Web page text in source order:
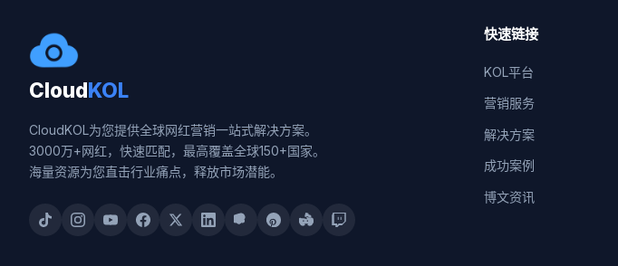
CloudKOL
CloudKOL为您提供全球网红营销一站式解决方案。
3000万+网红，快速匹配，最高覆盖全球150+国家。
海量资源为您直击行业痛点，释放市场潜能。
快速链接
KOL平台
营销服务
解决方案
成功案例
博文资讯